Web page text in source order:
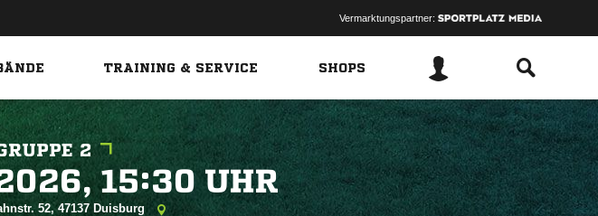
Vermarktungspartner:
TRAINING & SERVICE SHOPS
2
  
52, 47137 Duisburg